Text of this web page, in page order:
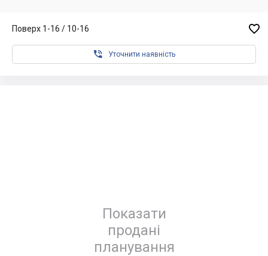
Поверх 1-16 / 10-16 
 Уточнити наявність
Показати
продані
планування